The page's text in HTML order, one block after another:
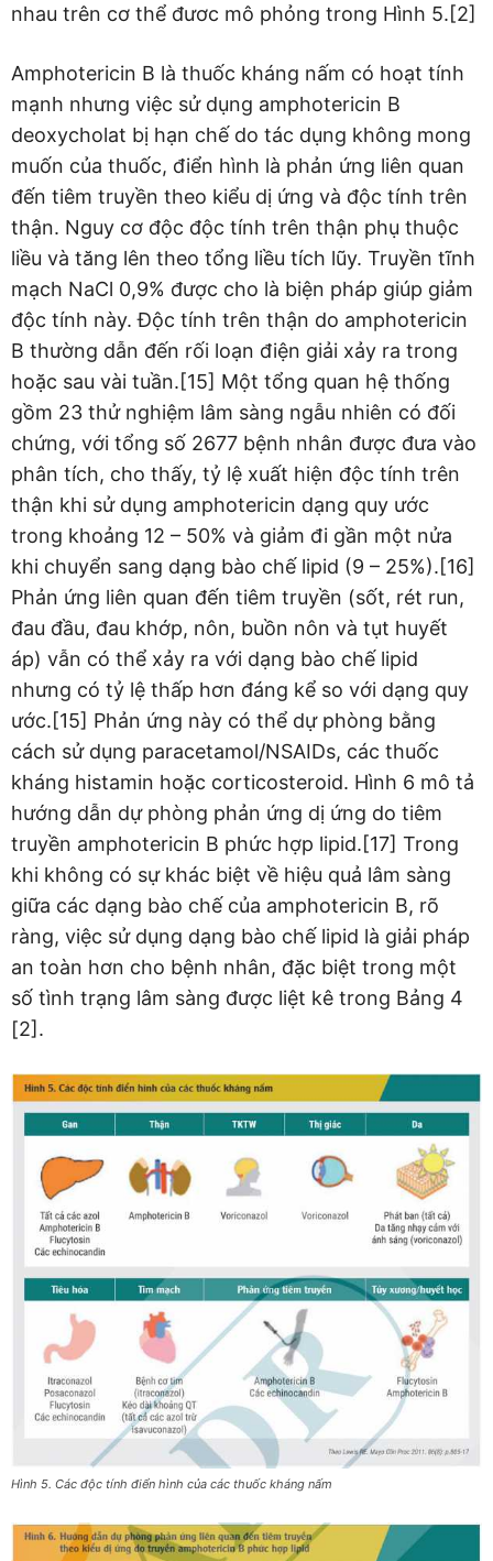
nhau trên cơ thể đươc mô phỏng trong Hình 5.[2]
Amphotericin B là thuốc kháng nấm có hoạt tính
mạnh nhưng việc sử dụng amphotericin B
deoxycholat bị hạn chế do tác dụng không mong
muốn của thuốc, điển hình là phản ứng liên quan
đến tiêm truyền theo kiểu dị ứng và độc tính trên
thận. Nguy cơ độc độc tính trên thận phụ thuộc
liều và tăng lên theo tổng liều tích lũy. Truyền tĩnh
mạch NaCl 0,9% được cho là biện pháp giúp giảm
độc tính này. Độc tính trên thận do amphotericin
B thường dẫn đến rối loạn điện giải xảy ra trong
hoặc sau vài tuần.[15] Một tổng quan hệ thống
gồm 23 thử nghiệm lâm sàng ngẫu nhiên có đối
chứng, với tổng số 2677 bệnh nhân được đưa vào
phân tích, cho thấy, tỷ lệ xuất hiện độc tính trên
thận khi sử dụng amphotericin dạng quy ước
trong khoảng 12 – 50% và giảm đi gần một nửa
khi chuyển sang dạng bào chế lipid (9 – 25%).[16]
Phản ứng liên quan đến tiêm truyền (sốt, rét run,
đau đầu, đau khớp, nôn, buồn nôn và tụt huyết
áp) vẫn có thể xảy ra với dạng bào chế lipid
nhưng có tỷ lệ thấp hơn đáng kể so với dạng quy
ước.[15] Phản ứng này có thể dự phòng bằng
cách sử dụng paracetamol/NSAIDs, các thuốc
kháng histamin hoặc corticosteroid. Hình 6 mô tả
hướng dẫn dự phòng phản ứng dị ứng do tiêm
truyền amphotericin B phức hợp lipid.[17] Trong
khi không có sự khác biệt về hiệu quả lâm sàng
giữa các dạng bào chế của amphotericin B, rõ
ràng, việc sử dụng dạng bào chế lipid là giải pháp
an toàn hơn cho bệnh nhân, đặc biệt trong một
số tình trạng lâm sàng được liệt kê trong Bảng 4
[2].
Hình 5. Các độc tính điển hình của các thuốc kháng nấm